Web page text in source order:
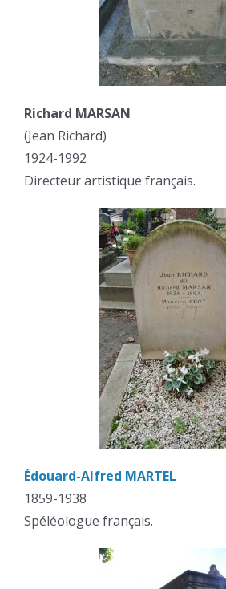
Richard MARSAN
(Jean Richard)
1924-1992
Directeur artistique français.
Édouard-Alfred MARTEL
1859-1938
Spéléologue français.